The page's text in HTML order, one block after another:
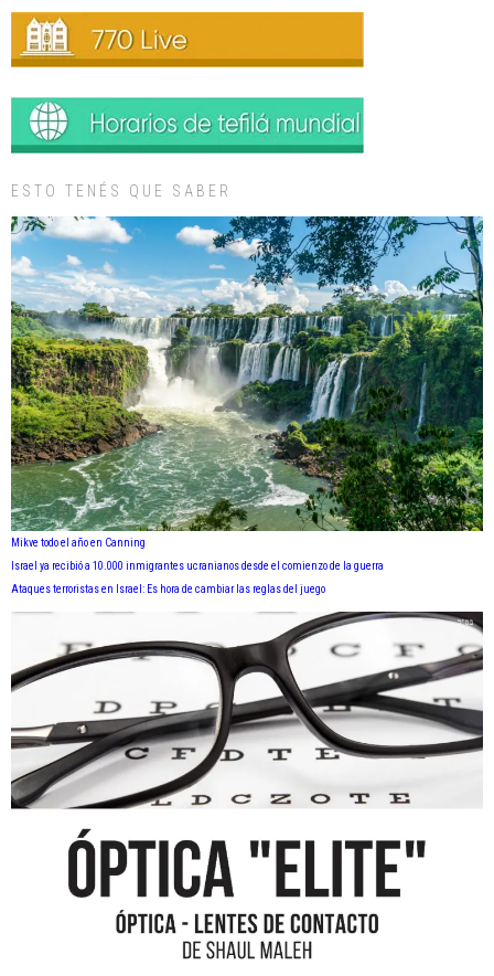
ESTO TENÉS QUE SABER
Mikve todo el año en Canning
Israel ya recibió a 10.000 inmigrantes ucranianos desde el comienzo de la guerra
Ataques terroristas en Israel: Es hora de cambiar las reglas del juego